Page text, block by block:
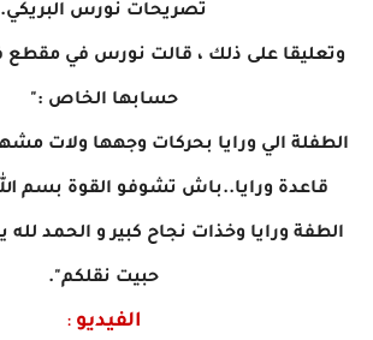
تصريحات نورس البريكي.
وتعليقا على ذلك ، قالت نورس في مقطع
حسابها الخاص :"
الطفلة الي ورايا بحركات وجهها ولات
قاعدة ورايا..باش تشوفو القوة بسم
الطفة ورايا وخذات نجاح كبير و الحمد لله
حبيت نقلكم".
الفيديو: